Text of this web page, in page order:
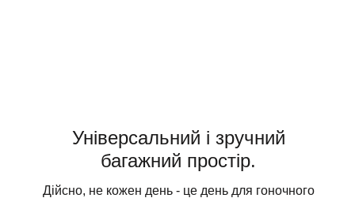
Універсальний і зручний
багажний простір.
Дійсно, не кожен день - це день для гоночного